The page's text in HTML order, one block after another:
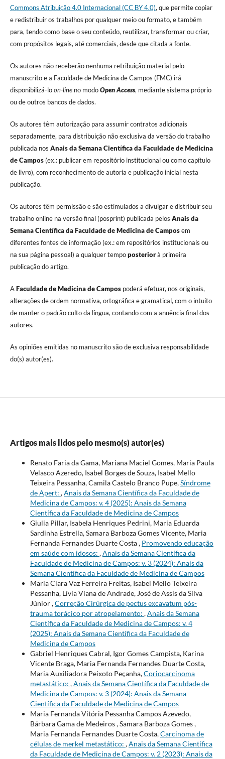
Commons Atribuição 4.0 Internacional (CC BY 4.0), que permite copiar
e redistribuir os trabalhos por qualquer meio ou formato, e também
para, tendo como base o seu conteúdo, reutilizar, transformar ou criar,
com propósitos legais, até comerciais, desde que citada a fonte.
Os autores não receberão nenhuma retribuição material pelo
manuscrito e a Faculdade de Medicina de Campos (FMC) irá
disponibilizá-loon-lineno modoOpen Access, mediante sistema próprio
ou de outros bancos de dados.
Os autores têm autorização para assumir contratos adicionais
separadamente, para distribuição não exclusiva da versão do trabalho
publicada nos Anais da Semana Científica da Faculdade de Medicina
de Campos(ex.: publicar em repositório institucional ou como capítulo
de livro), com reconhecimento de autoria e publicação inicial nesta
publicação.
Os autores têm permissão e são estimulados a divulgar e distribuir seu
trabalho online na versão final (posprint) publicada pelos Anais da
Semana Científica da Faculdade de Medicina de Camposem
diferentes fontes de informação (ex.: em repositórios institucionais ou
na sua página pessoal) a qualquer tempoposteriorà primeira
publicação do artigo.
AFaculdade de Medicina de Campospoderá efetuar, nos originais,
alterações de ordem normativa, ortográfica e gramatical, com o intuito
de manter o padrão culto da língua, contando com a anuência final dos
autores.
As opiniões emitidas no manuscrito são de exclusiva responsabilidade
do(s) autor(es).
Artigos mais lidos pelo mesmo(s) autor(es)
Renato Faria da Gama, Mariana Maciel Gomes, Maria Paula
Velasco Azeredo, Isabel Borges de Souza, Isabel Mello
Teixeira Pessanha, Camila Castelo Branco Pupe,Síndrome
de Apert: ,Anais da Semana Científica da Faculdade de
Medicina de Campos: v. 4 (2025): Anais da Semana
Científica da Faculdade de Medicina de Campos
Giulia Pillar, Isabela Henriques Pedrini, Maria Eduarda
Sardinha Estrella, Samara Barboza Gomes Vicente, Maria
Fernanda Fernandes Duarte Costa , Promovendo educação
em saúde com idosos: ,Anais da Semana Científica da
Faculdade de Medicina de Campos: v. 3 (2024): Anais da
Semana Científica da Faculdade de Medicina de Campos
Maria Clara Vaz Ferreira Freitas, Isabel Mello Teixeira
Pessanha, Lívia Viana de Andrade, José de Assis da Silva
Júnior ,Correção Cirúrgica de pectus excavatum pós-
trauma torácico por atropelamento: ,Anais da Semana
Científica da Faculdade de Medicina de Campos: v. 4
(2025): Anais da Semana Científica da Faculdade de
Medicina de Campos
Gabriel Henriques Cabral, Igor Gomes Campista, Karina
Vicente Braga, Maria Fernanda Fernandes Duarte Costa,
Maria Auxiliadora Peixoto Peçanha,Coriocarcinoma
metastático: ,Anais da Semana Científica da Faculdade de
Medicina de Campos: v. 3 (2024): Anais da Semana
Científica da Faculdade de Medicina de Campos
Maria Fernanda Vitória Pessanha Campos Azevedo,
Bárbara Gama de Medeiros , Samara Barboza Gomes ,
Maria Fernanda Fernandes Duarte Costa,Carcinoma de
células de merkel metastático: ,Anais da Semana Científica
da Faculdade de Medicina de Campos: v. 2 (2023): Anais da